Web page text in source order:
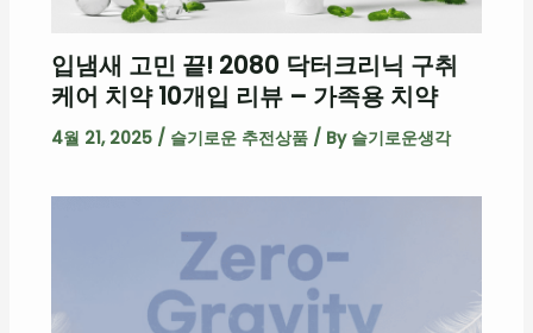
입냄새 고민 끝! 2080 닥터크리닉 구취
케어 치약 10개입 리뷰 – 가족용 치약
4월 21, 2025 / 슬기로운 추전상품/ By 슬기로운생각